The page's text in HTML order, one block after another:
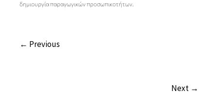
δημιουργία παραγωγικών προσωπικοτήτων.
← Previous
Next →